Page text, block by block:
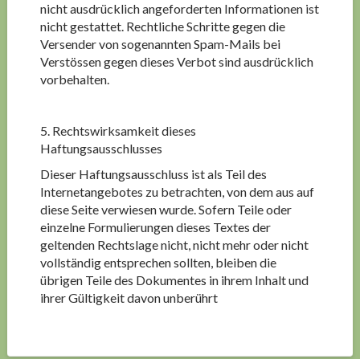
nicht ausdrücklich angeforderten Informationen ist
nicht gestattet. Rechtliche Schritte gegen die
Versender von sogenannten Spam-Mails bei
Verstössen gegen dieses Verbot sind ausdrücklich
vorbehalten.
5. Rechtswirksamkeit dieses
Haftungsausschlusses
Dieser Haftungsausschluss ist als Teil des
Internetangebotes zu betrachten, von dem aus auf
diese Seite verwiesen wurde. Sofern Teile oder
einzelne Formulierungen dieses Textes der
geltenden Rechtslage nicht, nicht mehr oder nicht
vollständig entsprechen sollten, bleiben die
übrigen Teile des Dokumentes in ihrem Inhalt und
ihrer Gültigkeit davon unberührt